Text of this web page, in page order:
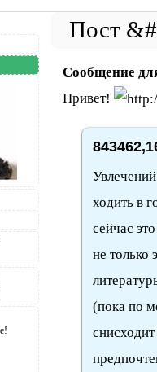
Сообщение
Привет!
ходить в
сейчас
не только
(пока по